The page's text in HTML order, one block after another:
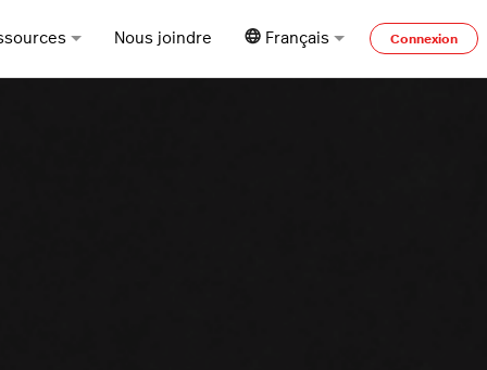
Nous joindre Français Connexion